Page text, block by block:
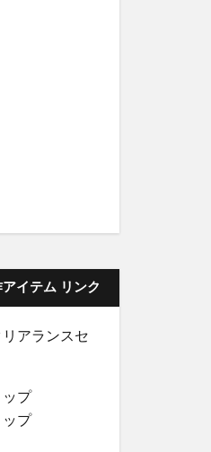
イテム リンク
リアランスセ
ップ
ップ